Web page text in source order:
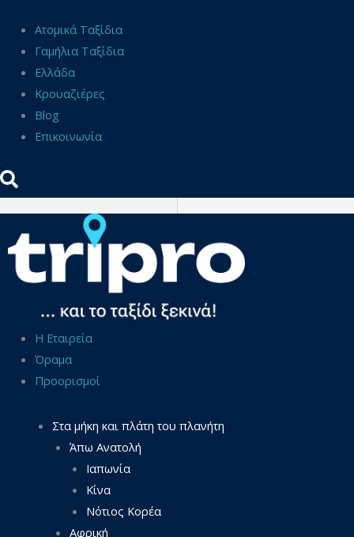
Ατομικά Ταξίδια
Γαμήλια Ταξίδια
Ελλάδα
Κρουαζιέρες
Blog
Επικοινωνία
Η Εταιρεία
Όραμα
Προορισμοί
Στα μήκη και πλάτη του πλανήτη
Άπω Ανατολή
Ιαπωνία
Κίνα
Νότιος Κορέα
Αφρική